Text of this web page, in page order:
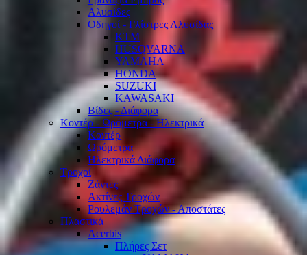
Αλυσίδες
Οδηγοί - Γλίστρες Αλυσίδας
KTM
HUSQVARNA
YAMAHA
HONDA
SUZUKI
KAWASAKI
Βίδες - Διάφορα
Κοντέρ - Ωρόμετρα - Ηλεκτρικά
Κοντέρ
Ωρόμετρα
Ηλεκτρικά Διάφορα
Τροχοί
Ζάντες
Ακτίνες Τροχών
Ρουλεμάν Τροχών - Αποστάτες
Πλαστικά
Acerbis
Πλήρες Σετ